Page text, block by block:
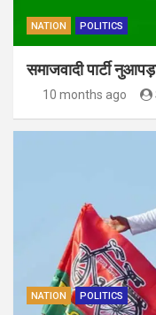
NATION POLITICS
समाजवादी पार्टी
10 months ago
NATION POLITICS